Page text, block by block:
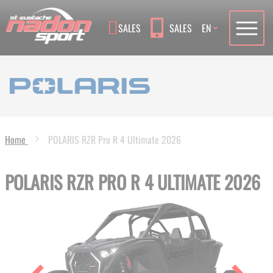
SALES SALES Language
EN
Home POLARIS RZR Pro R 4 Ultimate 2026
POLARIS RZR PRO R 4 ULTIMATE 2026